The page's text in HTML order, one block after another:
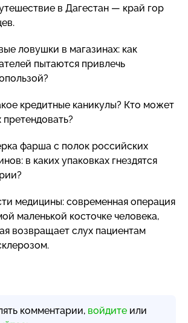
в Дагестан — край гор
ловушки в магазинах: как
пытаются привлечь
кредитные каникулы? Кто может
претендовать?
фарша с полок российских
в каких упаковках гнездятся
медицины: современная операция
маленькой косточке человека,
возвращает слух пациентам
комментарии, войдите или